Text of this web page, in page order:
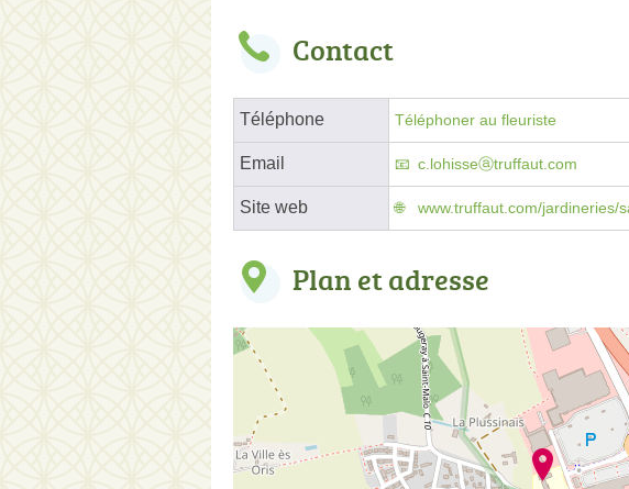
Contact
Téléphone Téléphoner au fleuriste
Email c.lohisseⓐtruffaut.com
Site web www.truffaut.com/jardineries/
Plan et adresse